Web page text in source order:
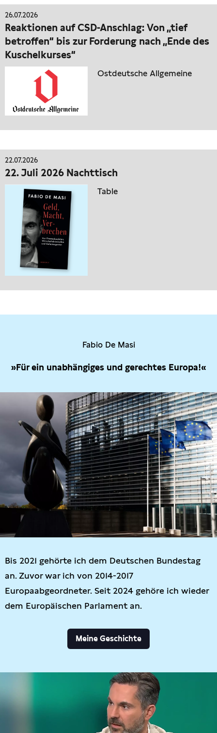
26.07.2026
Reaktionen auf CSD-Anschlag: Von „tief
betroffen“ bis zur Forderung nach „Ende des
Kuschelkurses“
Ostdeutsche Allgemeine
22.07.2026
22. Juli 2026 Nachttisch
Table
Fabio De Masi
»Für ein unabhängiges und gerechtes Europa!«
Bis 2021 gehörte ich dem Deutschen Bundestag
an. Zuvor war ich von 2014-2017
Europaabgeordneter. Seit 2024 gehöre ich wieder
dem Europäischen Parlament an.
Meine Geschichte